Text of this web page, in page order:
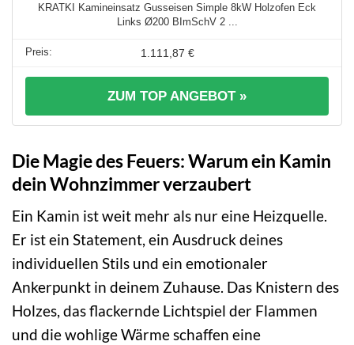
KRATKI Kamineinsatz Gusseisen Simple 8kW Holzofen Eck
Links Ø200 BImSchV 2 ...
1.111,87 €
ZUM TOP ANGEBOT »
Die Magie des Feuers: Warum ein Kamin
dein Wohnzimmer verzaubert
Ein Kamin ist weit mehr als nur eine Heizquelle.
Er ist ein Statement, ein Ausdruck deines
individuellen Stils und ein emotionaler
Ankerpunkt in deinem Zuhause. Das Knistern des
Holzes, das flackernde Lichtspiel der Flammen
und die wohlige Wärme schaffen eine